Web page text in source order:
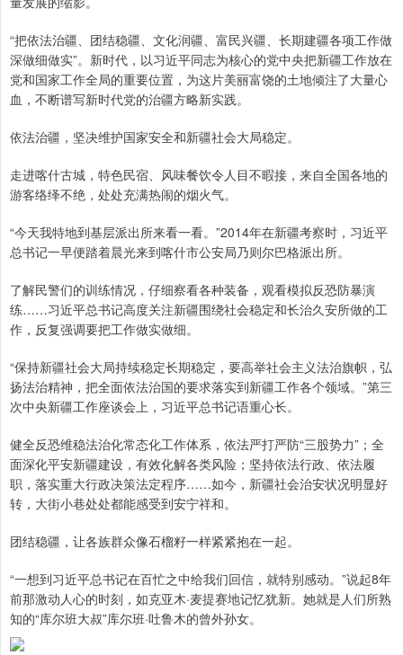
“把依法治疆、团结稳疆、文化润疆、富民兴疆、长期建疆各项工作做
深做细做实”。新时代，以习近平同志为核心的党中央把新疆工作放在
党和国家工作全局的重要位置，为这片美丽富饶的土地倾注了大量心
血，不断谱写新时代党的治疆方略新实践。
依法治疆，坚决维护国家安全和新疆社会大局稳定。
走进喀什古城，特色民宿、风味餐饮令人目不暇接，来自全国各地的
游客络绎不绝，处处充满热闹的烟火气。
“今天我特地到基层派出所来看一看。”2014年在新疆考察时，习近平
总书记一早便踏着晨光来到喀什市公安局乃则尔巴格派出所。
了解民警们的训练情况，仔细察看各种装备，观看模拟反恐防暴演
练……习近平总书记高度关注新疆围绕社会稳定和长治久安所做的工
作，反复强调要把工作做实做细。
“保持新疆社会大局持续稳定长期稳定，要高举社会主义法治旗帜，弘
扬法治精神，把全面依法治国的要求落实到新疆工作各个领域。”第三
次中央新疆工作座谈会上，习近平总书记语重心长。
健全反恐维稳法治化常态化工作体系，依法严打严防“三股势力”；全
面深化平安新疆建设，有效化解各类风险；坚持依法行政、依法履
职，落实重大行政决策法定程序……如今，新疆社会治安状况明显好
转，大街小巷处处都能感受到安宁祥和。
团结稳疆，让各族群众像石榴籽一样紧紧抱在一起。
“一想到习近平总书记在百忙之中给我们回信，就特别感动。”说起8年
前那激动人心的时刻，如克亚木·麦提赛地记忆犹新。她就是人们所熟
知的“库尔班大叔”库尔班·吐鲁木的曾外孙女。